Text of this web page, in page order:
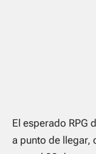
El esperado RPG
a punto de llegar,